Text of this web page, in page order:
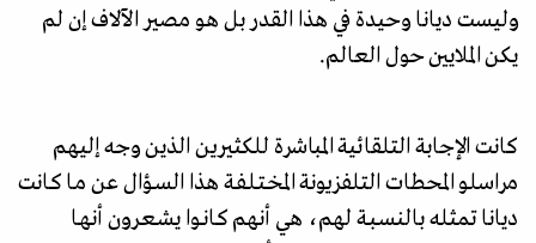
وليست ديانا وحيدة في هذا القدر بل هو مصير الآلاف إن لم
يكن الملايين حول العالم.
كانت الإجابة التلقائية المباشرة للكثيرين الذين وجه إليهم
مراسلو المحطات التلفزيونة المخـتـلـفـة هذا السـؤال عن مـا كـانت
ديانا تمثله بالنسـبـة لهم، هي أنهم كـانـوا يشـعـرون أنهـا